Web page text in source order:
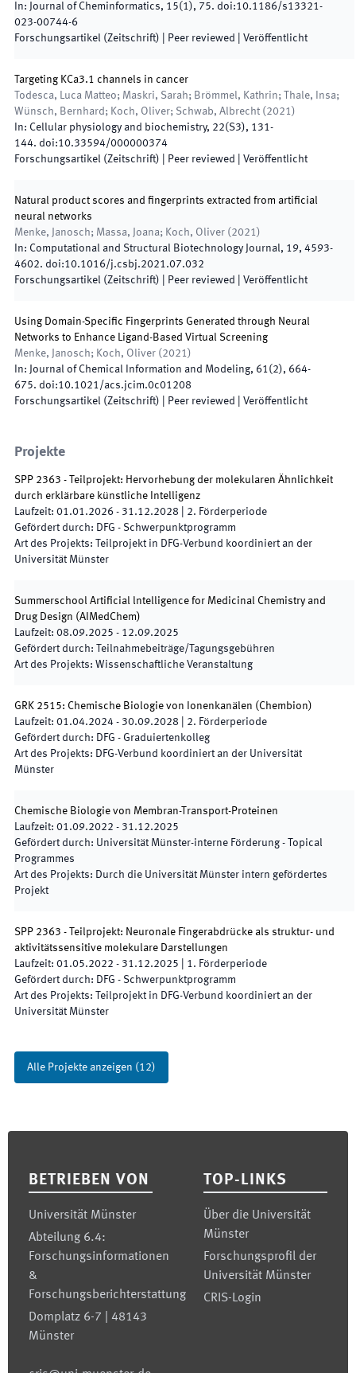
In: Journal of Cheminformatics, 15(1), 75. doi:10.1186/s13321-
023-00744-6
Forschungsartikel (Zeitschrift) | Peer reviewed Veröffentlicht
Targeting KCa3.1 channels in cancer
Todesca, Luca Matteo; Maskri, Sarah; Brömmel, Kathrin; Thale, Insa;
Wünsch, Bernhard; Koch, Oliver; Schwab, Albrecht ( 2021)
In: Cellular physiology and biochemistry, 22(S3), 131-
144. doi:10.33594/000000374
Forschungsartikel (Zeitschrift) | Peer reviewed Veröffentlicht
Natural product scores and fingerprints extracted from artificial
neural networks
Menke, Janosch; Massa, Joana; Koch, Oliver ( 2021)
In: Computational and Structural Biotechnology Journal, 19, 4593-
4602. doi:10.1016/j.csbj.2021.07.032
Forschungsartikel (Zeitschrift) | Peer reviewed Veröffentlicht
Using Domain-Specific Fingerprints Generated through Neural
Networks to Enhance Ligand-Based Virtual Screening
Menke, Janosch; Koch, Oliver ( 2021)
In: Journal of Chemical Information and Modeling, 61(2), 664-
675. doi:10.1021/acs.jcim.0c01208
Forschungsartikel (Zeitschrift) | Peer reviewed Veröffentlicht
Projekte
SPP 2363 - Teilprojekt: Hervorhebung der molekularen Ähnlichkeit
durch erklärbare künstliche Intelligenz
Laufzeit: 01.01.2026 - 31.12.2028 2. Förderperiode
Gefördert durch: DFG - Schwerpunktprogramm
Art des Projekts:
Teilprojekt in DFG-Verbund koordiniert an der
Universität Münster
Summerschool Artificial lntelligence for Medicinal Chemistry and
Drug Design (AIMedChem)
Laufzeit: 08.09.2025 - 12.09.2025
Gefördert durch:
Teilnahmebeiträge/Tagungsgebühren
Art des Projekts: Wissenschaftliche Veranstaltung
GRK 2515: Chemische Biologie von Ionenkanälen (Chembion)
Laufzeit: 01.04.2024 - 30.09.2028 2. Förderperiode
Gefördert durch: DFG - Graduiertenkolleg
Art des Projekts: DFG-Verbund koordiniert an der Universität
Münster
Chemische Biologie von Membran-Transport-Proteinen
Laufzeit: 01.09.2022 - 31.12.2025
Gefördert durch: Universität Münster-interne Förderung - Topical
Programmes
Art des Projekts: Durch die Universität Münster intern gefördertes
Projekt
SPP 2363 - Teilprojekt: Neuronale Fingerabdrücke als struktur- und
aktivitätssensitive molekulare Darstellungen
Laufzeit: 01.05.2022 - 31.12.2025 1. Förderperiode
Gefördert durch: DFG - Schwerpunktprogramm
Art des Projekts:
Teilprojekt in DFG-Verbund koordiniert an der
Universität Münster
Alle Projekte anzeigen (12)
BETRIEBEN VON
Universität Münster
Abteilung 6.4:
Forschungsinformationen
&
Forschungsberichterstattung
Domplatz 6-7 | 48143
Münster
TOP-LINKS
Über die Universität
Münster
Forschungsprofil der
Universität Münster
CRIS-Login